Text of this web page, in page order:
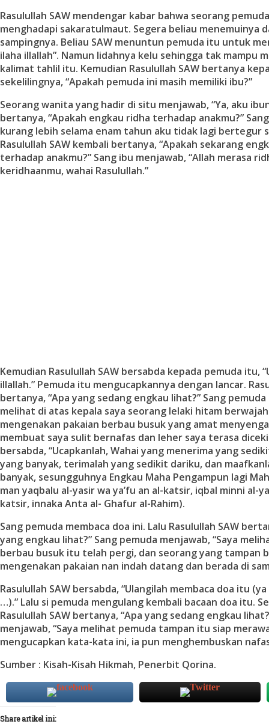
Rasulullah SAW mendengar kabar bahwa seorang
menghadapi sakaratulmaut. Segera beliau menemuinya
sampingnya. Beliau SAW menuntun pemuda itu untuk
ilaha illallah”. Namun lidahnya kelu sehingga tak mampu
kalimat tahlil itu. Kemudian Rasulullah SAW bertanya
sekelilingnya, “Apakah pemuda ini masih memiliki ibu?”
Seorang wanita yang hadir di situ menjawab, “Ya, aku
bertanya, “Apakah engkau ridha terhadap anakmu?”
kurang lebih selama enam tahun aku tidak lagi bertegur
Rasulullah SAW kembali bertanya, “Apakah sekarang
terhadap anakmu?” Sang ibu menjawab, “Allah merasa
keridhaanmu, wahai Rasulullah.”
Kemudian Rasulullah SAW bersabda kepada pemuda itu,
illallah.” Pemuda itu mengucapkannya dengan lancar.
bertanya, “Apa yang sedang engkau lihat?” Sang pemuda
melihat di atas kepala saya seorang lelaki hitam
mengenakan pakaian berbau busuk yang amat
membuat saya sulit bernafas dan leher saya terasa
bersabda, “Ucapkanlah, Wahai yang menerima yang
yang banyak, terimalah yang sedikit dariku, dan
banyak, sesungguhnya Engkau Maha Pengampun lagi
man yaqbalu al-yasir wa ya’fu an al-katsir, iqbal minni al-
katsir, innaka Anta al- Ghafur al-Rahim).
Sang pemuda membaca doa ini. Lalu Rasulullah SAW
yang engkau lihat?” Sang pemuda menjawab, “Saya
berbau busuk itu telah pergi, dan seorang yang tampan
mengenakan pakaian nan indah datang dan berada di
Rasulullah SAW bersabda, “Ulangilah membaca doa itu
…).” Lalu si pemuda mengulang kembali bacaan doa itu.
Rasulullah SAW bertanya, “Apa yang sedang engkau
menjawab, “Saya melihat pemuda tampan itu siap
mengucapkan kata-kata ini, ia pun menghembuskan
Sumber : Kisah-Kisah Hikmah, Penerbit Qorina.
Share artikel ini: